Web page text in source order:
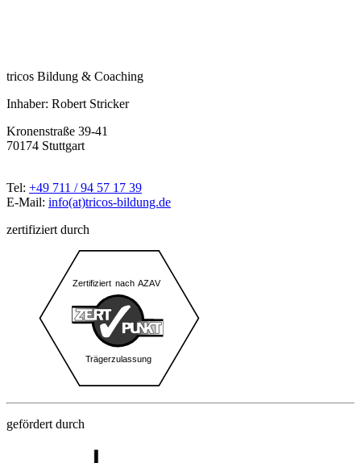
tricos Bildung & Coaching
Inhaber: Robert Stricker
Kronenstraße 39-41
70174 Stuttgart
Tel: +49 711 / 94 57 17 39
E-Mail: info(at)tricos-bildung.de
zertifiziert durch
gefördert durch